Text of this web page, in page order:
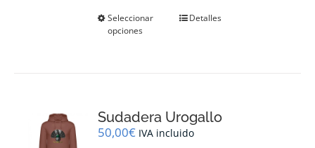
Seleccionar
opciones
Este
se
pueden
Detalles
Sudadera Urogallo
50,00€ IVA incluido